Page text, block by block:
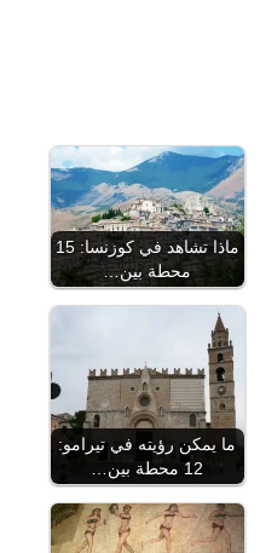
ماذا تشاهد في كوزنسا: 15
محطة بين…
ما يمكن رؤيته في تيرامو:
12 محطة بين…